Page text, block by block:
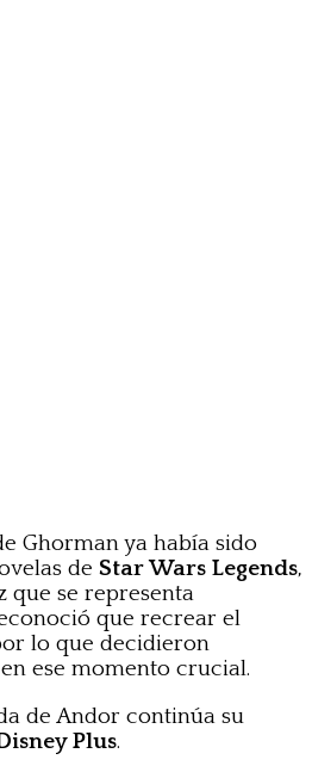
Ghorman ya había sido
de Star Wars Legends,
que se representa
que recrear el
lo que decidieron
ese momento crucial.
de Andor continúa su
Plus.